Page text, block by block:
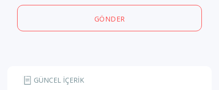
GÖNDER
GÜNCEL İÇERİK